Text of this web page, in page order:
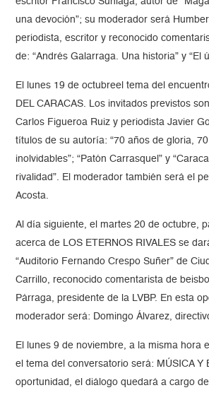
una devoción”; su moderador será
periodista, escritor y reconocido
de: “Andrés Galarraga. Una historia” y “El
El lunes 19 de octubreel tema del
DEL CARACAS. Los invitados previstos
Carlos Figueroa Ruiz y periodista Javier
títulos de su autoría: “70 años de gloria,
inolvidables”; “Patón Carrasquel” y
rivalidad”. El moderador también será el
Acosta.
Al día siguiente, el martes 20 de octubre,
acerca de LOS ETERNOS RIVALES se
“Auditorio Fernando Crespo Suñer” de
Carrillo, reconocido comentarista de
Párraga, presidente de la LVBP. En esta
moderador será: Domingo Álvarez,
El lunes 9 de noviembre, a la misma hora
el tema del conversatorio será: MÚSICA Y
oportunidad, el diálogo quedará a cargo